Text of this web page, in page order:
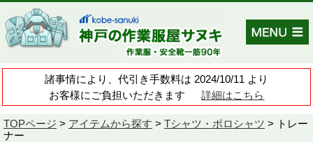
諸事情により、代引き手数料は